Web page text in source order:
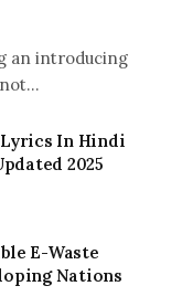
an introducing
In Hindi
2025
E-Waste
Nations